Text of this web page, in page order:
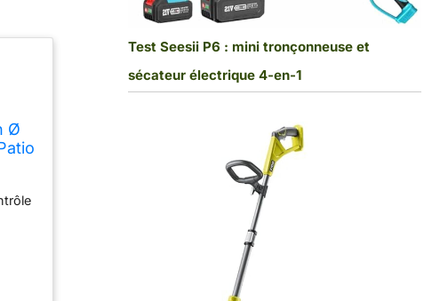
Ø
Test Seesii P6 : mini tronçonneuse et
sécateur électrique 4-en-1